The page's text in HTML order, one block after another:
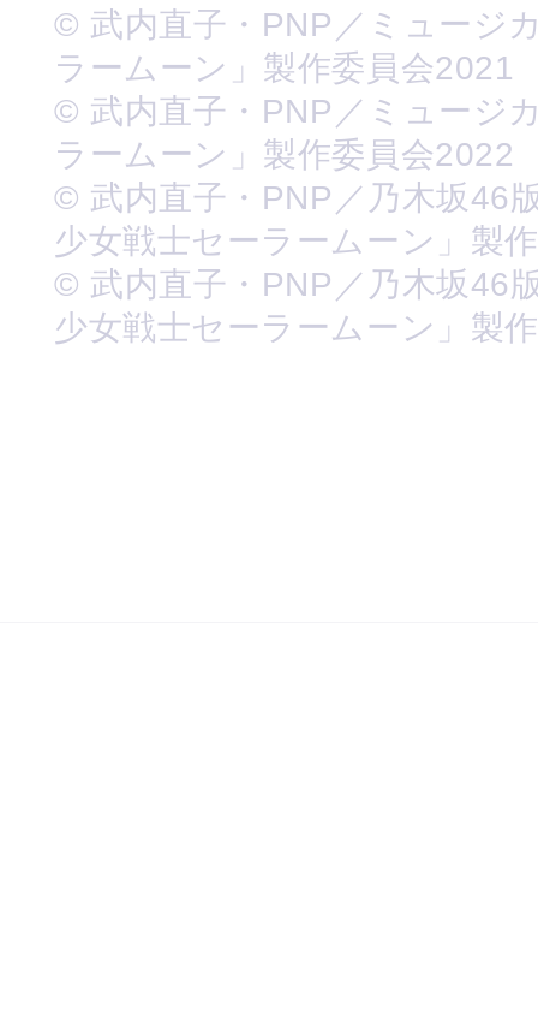
© 武内直子・PNP／ミュージ
ラームーン」製作委員会2021
© 武内直子・PNP／ミュージ
ラームーン」製作委員会2022
© 武内直子・PNP／乃木坂46
少女戦士セーラームーン」製
© 武内直子・PNP／乃木坂46
少女戦士セーラームーン」製